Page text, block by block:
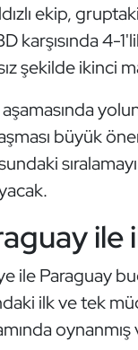
ekip,
karşısında 4-
şekilde ikinci
büyük
ile
ile Paraguay
ilk ve tek